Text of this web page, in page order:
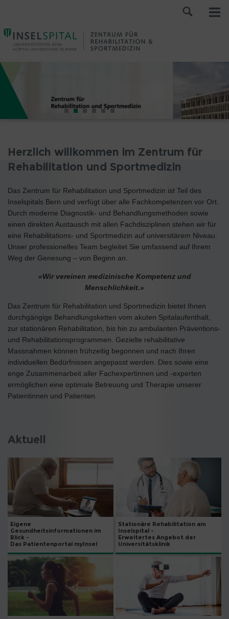
Herzlich willkommen im Zentrum für
Rehabilitation und Sportmedizin
Das Zentrum für Rehabilitation und Sportmedizin ist Teil des
Inselspitals Bern und verfügt über alle Fachkompetenzen vor Ort.
Durch moderne Diagnostik- und Behandlungsmethoden sowie
einen direkten Austausch mit allen Fachdisziplinen stehen wir für
eine Rehabilitations- und Sportmedizin auf universitärem Niveau.
Unser professionelles Team begleitet Sie umfassend auf Ihrem
Weg der Genesung – von Beginn an.
«Wir vereinen medizinische Kompetenz und
Menschlichkeit.»
Das Zentrum für Rehabilitation und Sportmedizin bietet Ihnen
durchgängige Behandlungsketten vom akuten Spitalaufenthalt,
zur stationären Rehabilitation, bis hin zu ambulanten Präventions-
und Rehabilitationsprogrammen. Gezielte rehabilitative
Massnahmen können frühzeitig begonnen und nach Ihren
individuellen Bedürfnissen angepasst werden. Dies sowie eine
enge Zusammenarbeit aller Fachexpertinnen und -experten
ermöglichen eine optimale Betreuung und Therapie unserer
Patientinnen und Patienten.
Aktuell
Eigene
Gesundheitsinformationen im
Blick -
Das Patientenportal myInsel
Stationäre Rehabilitation am
Inselspital -
Erweitertes Angebot der
Universitätsklinik